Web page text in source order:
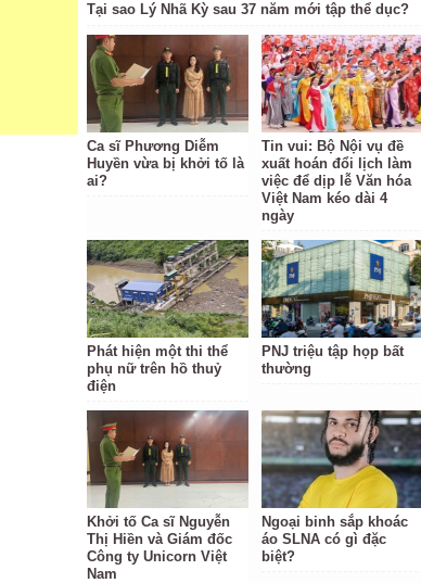
Tại sao Lý Nhã Kỳ sau 37 năm mới tập thể dục?
Ca sĩ Phương Diễm
Huyền vừa bị khởi tố là
ai?
Tin vui: Bộ Nội vụ đề
xuất hoán đổi lịch làm
việc để dịp lễ Văn hóa
Việt Nam kéo dài 4
ngày
Phát hiện một thi thể
phụ nữ trên hồ thuỷ
điện
PNJ triệu tập họp bất
thường
Khởi tố Ca sĩ Nguyễn
Thị Hiền và Giám đốc
Công ty Unicorn Việt
Nam
Ngoại binh sắp khoác
áo SLNA có gì đặc
biệt?